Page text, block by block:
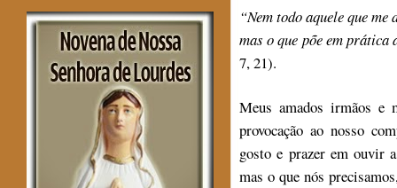
“Nem todo aquele que
mas o que põe em prática
7, 21).
Meus amados irmãos e
provocação ao nosso
gosto e prazer em ouvir
mas o que nós